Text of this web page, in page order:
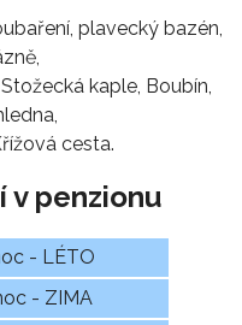
plavecký bazén,
kaple, Boubín,
cesta.
v penzionu
- LÉTO
- ZIMA